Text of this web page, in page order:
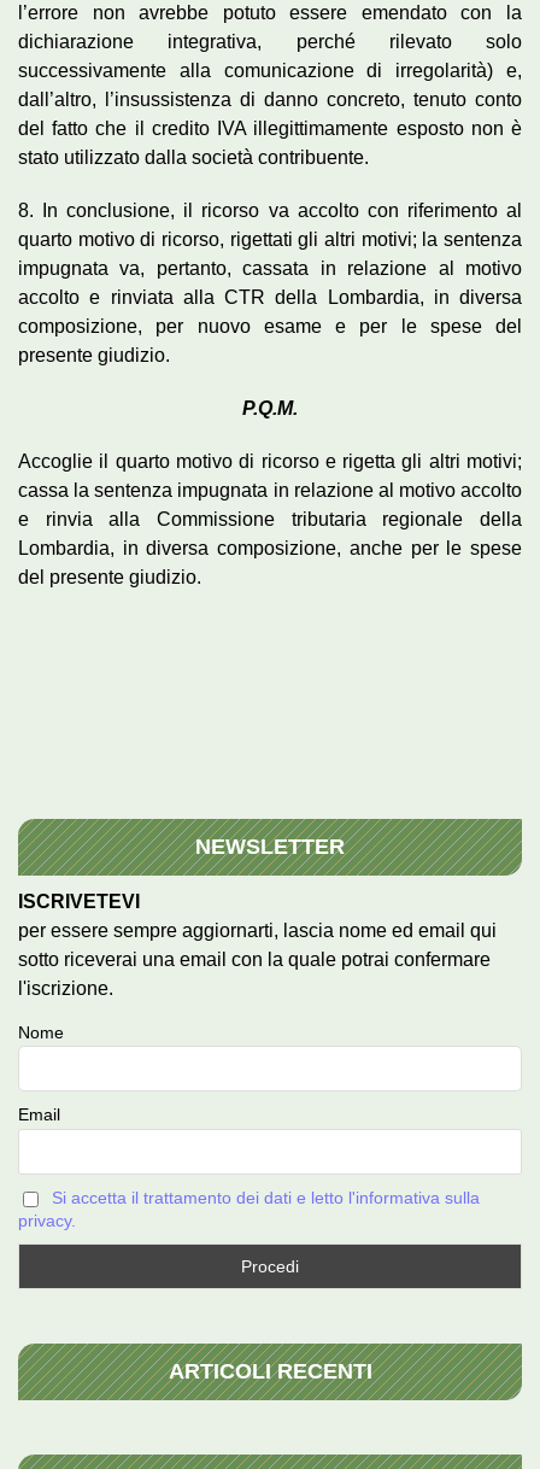
l’errore non avrebbe potuto essere emendato con la
dichiarazione integrativa, perché rilevato solo
successivamente alla comunicazione di irregolarità) e,
dall’altro, l’insussistenza di danno concreto, tenuto conto
del fatto che il credito IVA illegittimamente esposto non è
stato utilizzato dalla società contribuente.
8. In conclusione, il ricorso va accolto con riferimento al
quarto motivo di ricorso, rigettati gli altri motivi; la sentenza
impugnata va, pertanto, cassata in relazione al motivo
accolto e rinviata alla CTR della Lombardia, in diversa
composizione, per nuovo esame e per le spese del
presente giudizio.
P.Q.M.
Accoglie il quarto motivo di ricorso e rigetta gli altri motivi;
cassa la sentenza impugnata in relazione al motivo accolto
e rinvia alla Commissione tributaria regionale della
Lombardia, in diversa composizione, anche per le spese
del presente giudizio.
NEWSLETTER
ISCRIVETEVI
per essere sempre aggiornarti, lascia nome ed email qui
sotto riceverai una email con la quale potrai confermare
l'iscrizione.
Nome
Email
Si accetta il trattamento dei dati e letto l'informativa sulla
privacy.
ARTICOLI RECENTI